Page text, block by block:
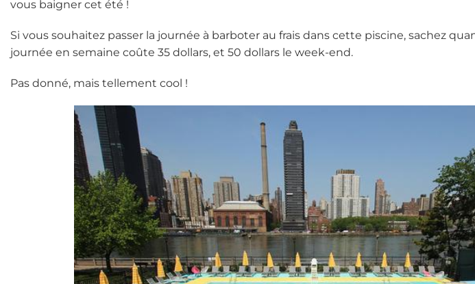
vous baigner cet été !
Si vous souhaitez passer la journée à barboter au frais dans cette piscine, sachez
journée en semaine coûte 35 dollars, et 50 dollars le week-end.
Pas donné, mais tellement cool !